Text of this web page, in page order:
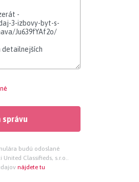
správu
budú odoslané
Classifieds, s.r.o..
nájdete tu